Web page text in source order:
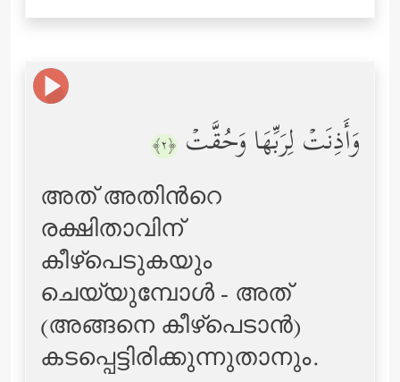
وَأَذِنَتۡ لِرَبِّهَا وَحُقَّتۡ ﴿٢﴾
അത് അതിന്‍റെ
രക്ഷിതാവിന്
കീഴ്പെടുകയും
ചെയ്യുമ്പോള്‍ - അത്
(അങ്ങനെ കീഴ്പെടാന്‍)
കടപ്പെട്ടിരിക്കുന്നുതാനും.